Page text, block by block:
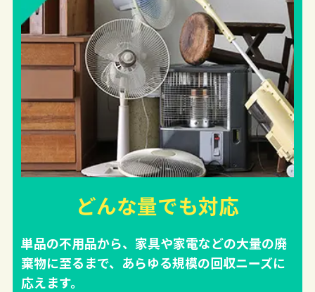
どんな量でも対応
単品の不用品から、家具や家電などの大量の廃
棄物に至るまで、あらゆる規模の回収ニーズに
応えます。